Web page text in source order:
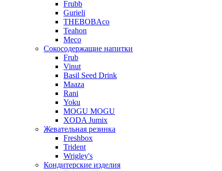
Frubb
Gurieli
THEBOBAco
Teahon
Meco
Сокосодержащие напитки
Frub
Vinut
Basil Seed Drink
Maaza
Rani
Yoku
MOGU MOGU
XODA Jumix
Жевательная резинка
Freshbox
Trident
Wrigley's
Кондитерские изделия